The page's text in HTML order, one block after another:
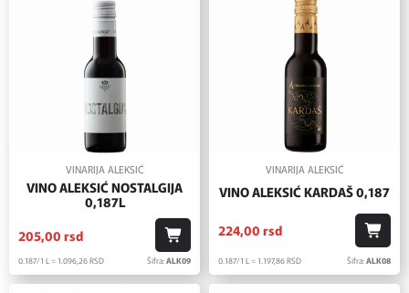
VINARIJA ALEKSIĆ
VINO ALEKSIĆ NOSTALGIJA
0,187L
205,00 rsd
0.187/1 L = 1.096,26RSD Šifra:ALK09
VINARIJA ALEKSIĆ
VINO ALEKSIĆ KARDAŠ 0,187
224,00 rsd
0.187/1 L = 1.197,86RSD Šifra:ALK08